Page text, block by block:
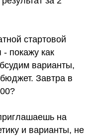
стартовой
- покажу как
варианты,
Завтра в
на
и варианты, не